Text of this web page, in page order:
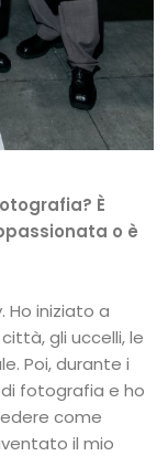
È
o è
Ho iniziato a
gli uccelli, le
Poi, durante i
fotografia e ho
come
il mio